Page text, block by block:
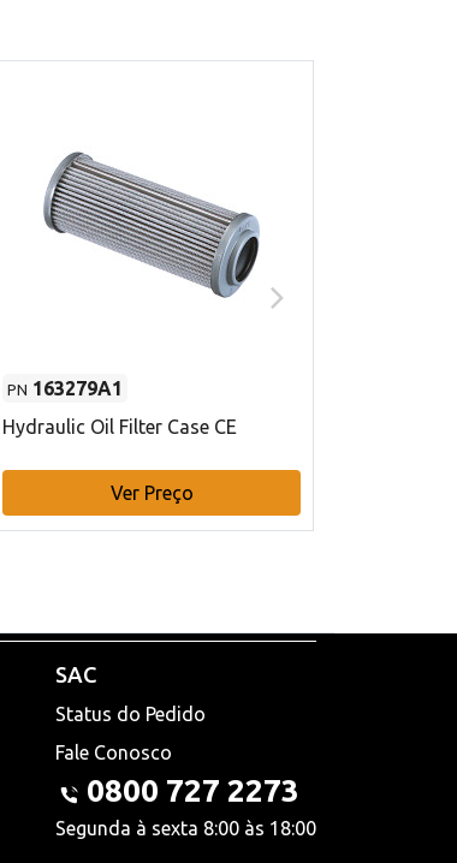
PN 163279A1
Hydraulic Oil Filter Case CE
Ver Preço
SAC
Status do Pedido
Fale Conosco
0800 727 2273
Segunda à sexta 8:00 às 18:00